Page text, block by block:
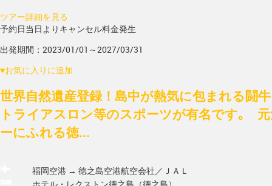
ツアー詳細を見る
予約日当日よりキャンセル料金発生
出発期間：2023/01/01～2027/03/31
♥お気に入りに追加
世界自然遺産登録！島中が熱気に包まれる闘
トライアスロン等のスポーツが有名です｡
ーにふれる徳...
福岡空港 → 徳之島空港航空会社／ＪＡＬ
ホテル・レクストン徳之島（徳之島）